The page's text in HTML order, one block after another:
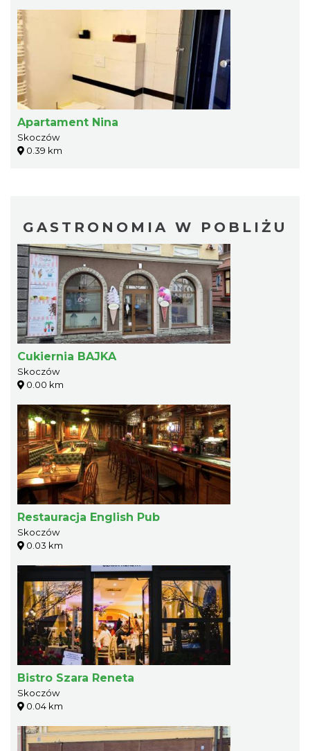
Apartament Nina
Skoczów
0.39 km
GASTRONOMIA W POBLIŻU
Cukiernia BAJKA
Skoczów
0.00 km
Restauracja English Pub
Skoczów
0.03 km
Bistro Szara Reneta
Skoczów
0.04 km